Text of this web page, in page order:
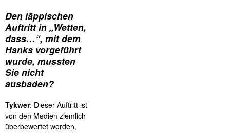
Den läppischen
Auftritt in „Wetten,
dass…“, mit dem
Hanks vorgeführt
wurde, mussten
Sie nicht
ausbaden?
Tykwer: Dieser Auftritt ist
von den Medien ziemlich
überbewertet worden,